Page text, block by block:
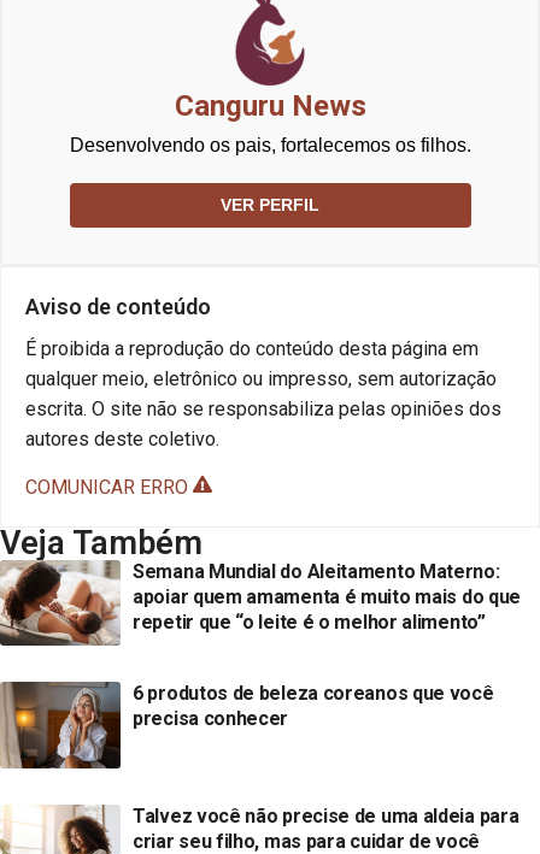
Canguru News
Desenvolvendo os pais, fortalecemos os filhos.
VER PERFIL
Aviso de conteúdo
É proibida a reprodução do conteúdo desta página em
qualquer meio, eletrônico ou impresso, sem autorização
escrita. O site não se responsabiliza pelas opiniões dos
autores deste coletivo.
COMUNICAR ERRO
Veja Também
Semana Mundial do Aleitamento Materno:
apoiar quem amamenta é muito mais do que
repetir que “o leite é o melhor alimento”
6 produtos de beleza coreanos que você
precisa conhecer
Talvez você não precise de uma aldeia para
criar seu filho, mas para cuidar de você